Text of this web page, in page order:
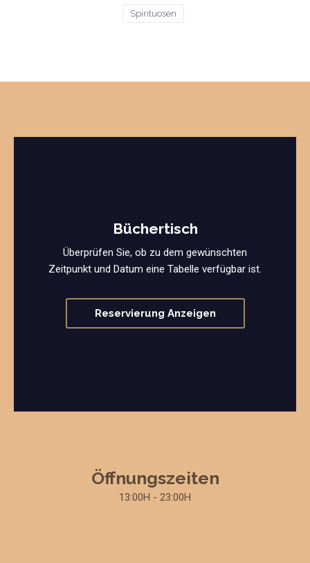
Spirituosen
Büchertisch
Überprüfen Sie, ob zu dem gewünschten
Zeitpunkt und Datum eine Tabelle verfügbar ist.
Reservierung Anzeigen
Öffnungszeiten
13:00H - 23:00H